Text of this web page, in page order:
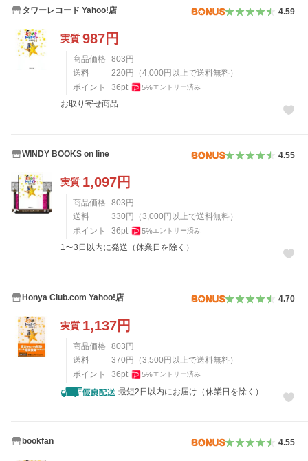
タワーレコード Yahoo!店 4.59
実質 987円
商品価格 803 円
送料
220 円 （4,000 円以上で送料無料）
ポイント
36pt 5%エントリー済み
お取り寄せ商品
WINDY BOOKS on line 4.55
実質 1,097円
商品価格 803 円
送料
330 円 （3,000 円以上で送料無料）
ポイント
36pt 5%エントリー済み
1〜3日以内に発送（休業日を除く）
Honya Club.com Yahoo!店 4.70
実質 1,137円
商品価格 803 円
送料
370 円 （3,500 円以上で送料無料）
ポイント
36pt 5%エントリー済み
最短2日以内にお届け（休業日を除く）
bookfan 4.55